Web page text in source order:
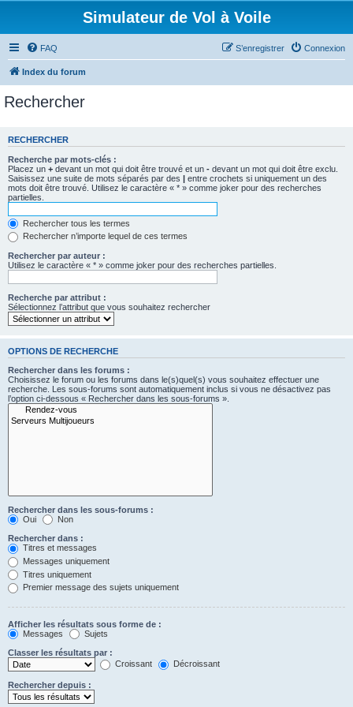
Simulateur de Vol à Voile
FAQ Connexion
S’enregistrer
Index du forum
Rechercher
RECHERCHER
Recherche par mots-clés :
Placez un + devant un mot qui doit être trouvé et un - devant un mot qui doit être exclu.
Saisissez une suite de mots séparés par des | entre crochets si uniquement un des
mots doit être trouvé. Utilisez le caractère « * » comme joker pour des recherches
partielles.
Rechercher tous les termes
Rechercher n’importe lequel de ces termes
Rechercher par auteur :
Utilisez le caractère « * » comme joker pour des recherches partielles.
Recherche par attribut :
Sélectionnez l’attribut que vous souhaitez rechercher
OPTIONS DE RECHERCHE
Rechercher dans les forums :
Choisissez le forum ou les forums dans le(s)quel(s) vous souhaitez effectuer une
recherche. Les sous-forums sont automatiquement inclus si vous ne désactivez pas
l’option ci-dessous « Rechercher dans les sous-forums ».
Rechercher dans les sous-forums :
Oui
Non
Rechercher dans :
Titres et messages
Messages uniquement
Titres uniquement
Premier message des sujets uniquement
Afficher les résultats sous forme de :
Messages
Sujets
Classer les résultats par :
Croissant
Décroissant
Rechercher depuis :